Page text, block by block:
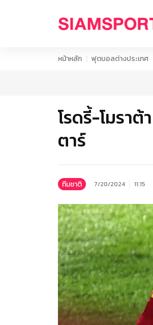
หน้าหลัก ฟุตบอลต่างประเทศ
โรดรี้-โมรา
ตาร์
ทีมชาติ 7/20/2024 11:15